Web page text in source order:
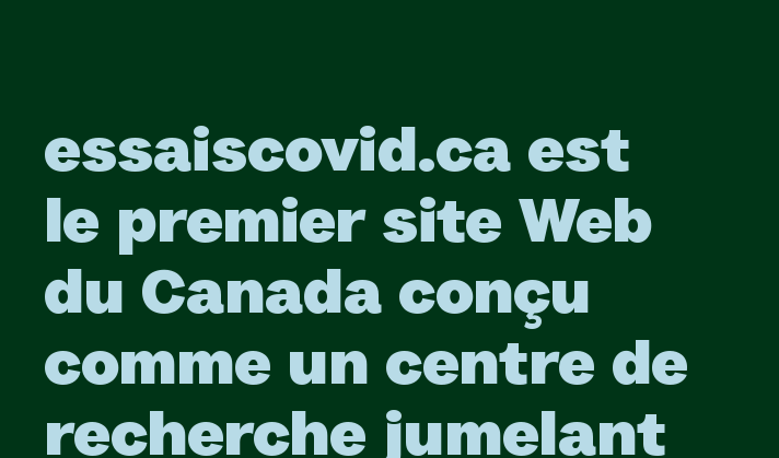
essaiscovid.ca est
le premier site Web
du Canada conçu
comme un centre de
recherche jumelant